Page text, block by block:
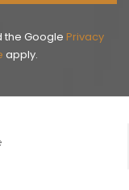
the Google Privacy
apply.